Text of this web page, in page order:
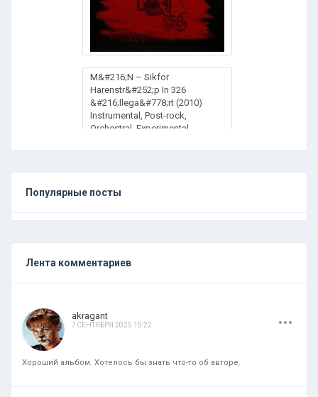
M&#216;N – Sikfor
Harenstr&#252;p In 326
&#216;llega&#778;rt (2010)
Instrumental, Post-rock,
Orchestral, Experimental
Популярные посты
Лента комментариев
akragant
7 СЕНТЯБРЯ 2025 15:22 ...
Хороший альбом. Хотелось бы знать что-то об авторе.